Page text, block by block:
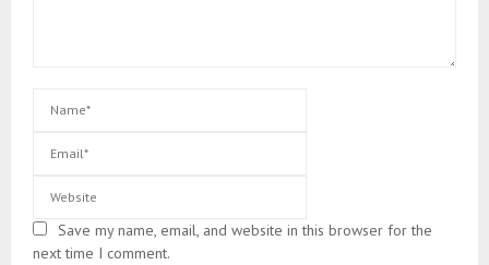
Save my name, email, and website in this browser for the
next time I comment.